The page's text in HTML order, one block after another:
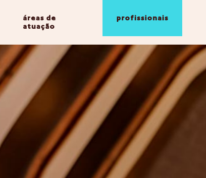
áreas de
atuação
profissionais